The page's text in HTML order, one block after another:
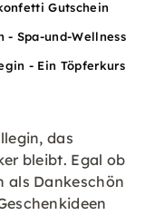
Gutschein
Spa-und-Wellness
- Ein Töpferkurs
das
bleibt. Egal ob
als Dankeschön